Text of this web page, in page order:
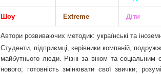
Шоу Extreme Діти
Автори розвиваючих методик: українські та
Студенти, підприємці, керівники компаній,
майбутнього люди. Різні за віком та соціальним
нового; готовність змінювати свої звички;